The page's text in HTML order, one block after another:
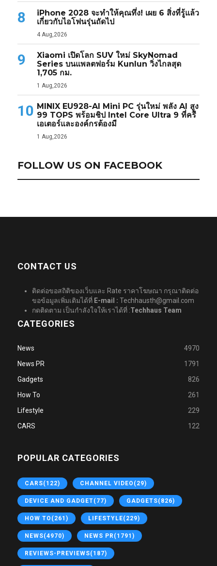
8
iPhone 2028 จะทำให้คุณทึ่ง! เผย 6 สิ่งที่รู้แล้ว
เกี่ยวกับไอโฟนรุ่นถัดไป
4 Aug,2026
9
Xiaomi เปิดโลก SUV ใหม่ SkyNomad
Series บนแพลตฟอร์ม Kunlun วิ่งไกลสุด
1,705 กม.
1 Aug,2026
10 MINIX EU928-AI Mini PC รุ่นใหม่ พลัง AI สูง
99 TOPS พร้อมชิป Intel Core Ultra 9 ที่ครี
เอเตอร์และองค์กรต้องมี
1 Aug,2026
FOLLOW US ON FACEBOOK
CONTACT US
ติดต่อขอสถิติของเว็บและ Rate ราคาโฆษณา กรุณาติดต่อ
ขอข้อมูลเพิ่มเติมได้ที่ E-mail : Techhausth@gmail.com
กดติดตาม เป็นกำลังใจให้เราได้ที่ :Techhaus Team
CATEGORIES
News
4970
News PR
1791
Gadgets
826
How To
261
Lifestyle
229
CARS
122
POPULAR CATEGORIES
CARS(122) CHANNEL VIDEO (29)
DEVICE AND GADGET(77) GADGETS(826)
HOW TO (261) LIFESTYLE(229)
NEWS(4970) NEWS PR (1791)
REVIEWS-PREVIEWS(187)